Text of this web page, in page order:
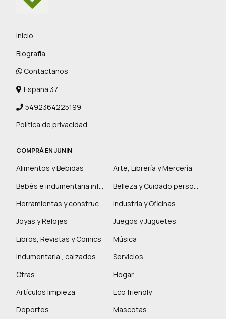
Inicio
Biografía
Contactanos
España 37
5492364225199
Política de privacidad
COMPRÁ EN JUNIN
Alimentos y Bebidas
Arte, Librería y Mercería
Bebés e indumentaria infantil
Belleza y Cuidado personal
Herramientas y construcción
Industria y Oficinas
Joyas y Relojes
Juegos y Juguetes
Libros, Revistas y Comics
Música
Indumentaria , calzados y marroquinería
Servicios
Otras
Hogar
Artículos limpieza
Eco friendly
Deportes
Mascotas